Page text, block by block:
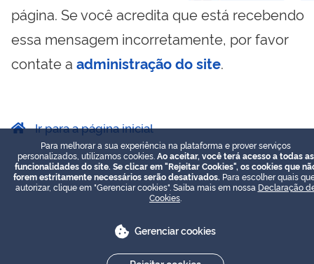
página. Se você acredita que está recebendo
essa mensagem incorretamente, por favor
contate a administração do site.
Ir para a página inicial
Para melhorar a sua experiência na plataforma e prover serviços
personalizados, utilizamos cookies. Ao aceitar, você terá acesso a todas as
funcionalidades do site. Se clicar em "Rejeitar Cookies", os cookies que
forem estritamente necessários serão desativados. Para escolher quais
autorizar, clique em "Gerenciar cookies". Saiba mais em nossa Declaração
Cookies
Gerenciar cookies